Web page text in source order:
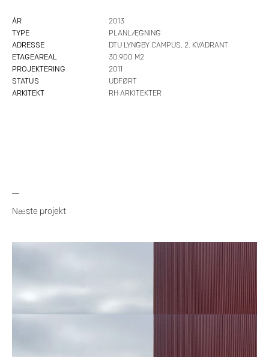
ÅR
2013
TYPE
PLANLÆGNING
ADRESSE
DTU LYNGBY CAMPUS, 2. KVADRANT
ETAGEAREAL
30.900 M2
PROJEKTERING
2011
STATUS
UDFØRT
ARKITEKT
RH ARKITEKTER
Næste projekt